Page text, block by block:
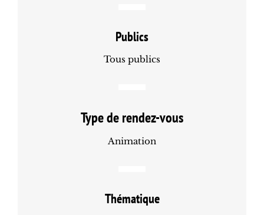
Publics
Tous publics
Type de rendez-vous
Animation
Thématique